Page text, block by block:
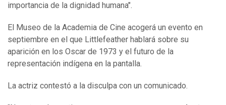
importancia de la dignidad humana".
El Museo de la Academia de Cine acogerá un evento en
septiembre en el que Littlefeather hablará sobre su
aparición en los Oscar de 1973 y el futuro de la
representación indígena en la pantalla.
La actriz contestó a la disculpa con un comunicado.